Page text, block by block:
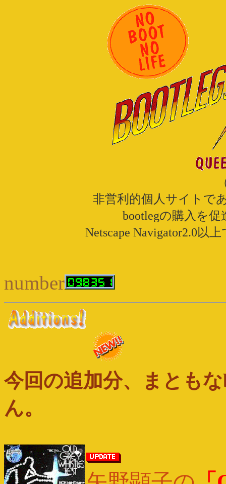
非営利的個人サイトであ
bootlegの購入を
Netscape Navigator2.0以
number
今回の追加分、まとも
ん。